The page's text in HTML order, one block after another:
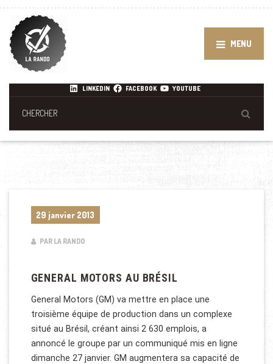
MENU
LINKEDIN FACEBOOK YOUTUBE
29 janvier 2013
PAR LA RANDO
GENERAL MOTORS AU BRÉSIL
General Motors (GM) va mettre en place une
troisième équipe de production dans un complexe
situé au Brésil, créant ainsi 2 630 emplois, a
annoncé le groupe par un communiqué mis en ligne
dimanche 27 janvier. GM augmentera sa capacité de